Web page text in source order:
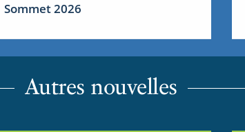
Sommet 2026
Autres nouvelles